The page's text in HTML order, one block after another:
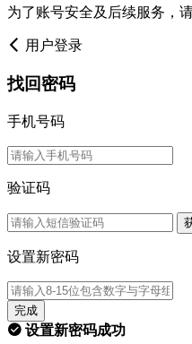
为了账号安全及后续服务，
用户登录
找回密码
手机号码
验证码
设置新密码
完成
设置新密码成功